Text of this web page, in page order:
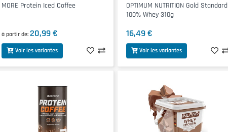
MORE Protein Iced Coffee
à partir de 20,99 €
Voir les variantes
OPTIMUM NUTRITION Gold Standard
100% Whey 310g
16,49 €
Voir les variantes